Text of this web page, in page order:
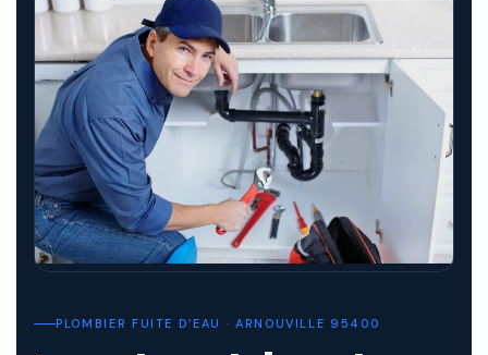
PLOMBIER FUITE D’EAU · ARNOUVILLE 95400